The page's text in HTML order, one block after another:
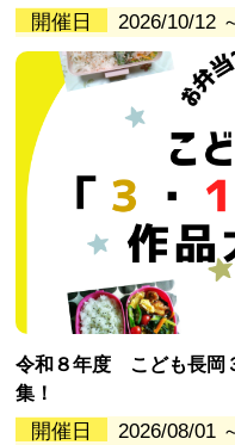
開催日 2026/10/12
令和８年度 こども長岡
集！
開催日 2026/08/01